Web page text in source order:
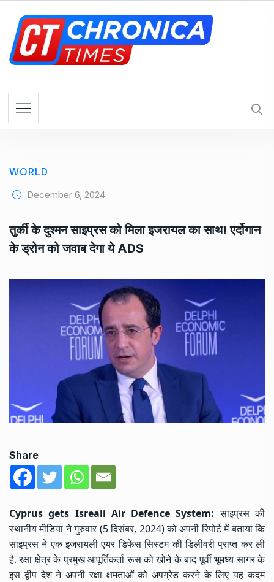
WORLD
December 6, 2024
तुर्की के दुश्मन साइप्रस को मिला इजरायल का साथ! एर्दोगान
के ड्रोन को जवाब देगा ये ADS
Share
Cyprus gets Isreali Air Defence System: साइप्रस की
स्थानीय मीडिया ने गुरुवार (5 दिसंबर, 2024) को अपनी रिपोर्ट में बताया कि
साइप्रस ने एक इजरायली एयर डिफेंस सिस्टम की डिलीवरी प्राप्त कर ली
है. रक्षा क्षेत्र के प्रमुख आपूर्तिकर्ता रूस को खोने के बाद पूर्वी भूमध्य सागर के
इस द्वीप देश ने अपनी रक्षा क्षमताओं को अपग्रेड करने के लिए यह कदम